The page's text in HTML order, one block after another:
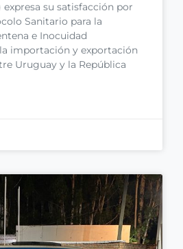
expresa su satisfacción por
Sanitario para la
e Inocuidad
importación y exportación
Uruguay y la República